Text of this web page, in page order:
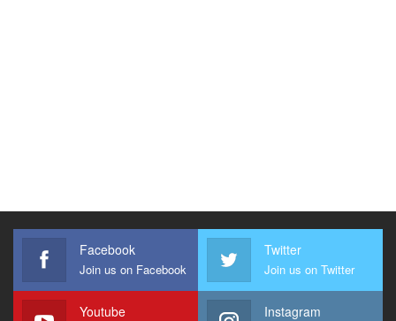
Facebook
Join us on Facebook
Twitter
Join us on Twitter
Youtube Instagram